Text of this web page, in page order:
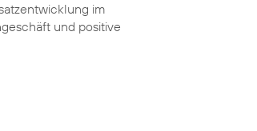
im
und positive